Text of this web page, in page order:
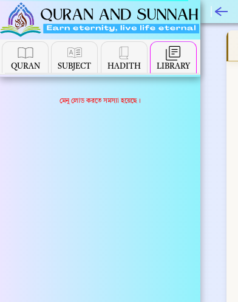
QURAN SUBJECT HADITH LIBRARY
মেনু লোড করতে সমস্যা হয়েছে।